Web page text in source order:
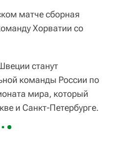
матче сборная
Хорватии со
станут
команды России по
мира, который
и Санкт-Петербурге.